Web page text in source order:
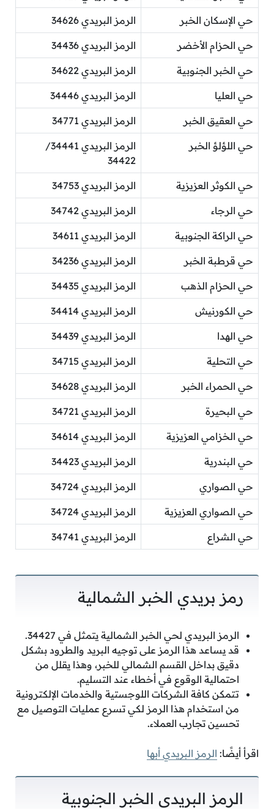
حي الإسكان الخبر الرمز البريدي 34626
حي الحزام الأخضر الرمز البريدي 34436
حي الخبر الجنوبية الرمز البريدي 34622
حي العليا الرمز البريدي 34446
حي العقيق الخبر الرمز البريدي 34771
حي اللؤلؤ الخبر
الرمز البريدي 34441/
34422
حي الكوثر العزيزية الرمز البريدي 34753
حي الرجاء الرمز البريدي 34742
حي الراكة الجنوبية الرمز البريدي 34611
حي قرطبة الخبر الرمز البريدي 34236
حي الحزام الذهب الرمز البريدي 34435
حي الكورنيش الرمز البريدي 34414
حي الهدا الرمز البريدي 34439
حي التحلية الرمز البريدي 34715
حي الحمراء الخبر الرمز البريدي 34628
حي البحيرة الرمز البريدي 34721
حي الخزامي العزيزية الرمز البريدي 34614
حي البندرية الرمز البريدي 34423
حي الصواري الرمز البريدي 34724
حي الصواري العزيزية الرمز البريدي 34724
حي الشراع الرمز البريدي 34741
رمز بريدي الخبر الشمالية
الرمز البريدي لحي الخبر الشمالية يتمثل في 34427.
قد يساعد هذا الرمز على توجيه البريد والطرود بشكل
دقيق بداخل القسم الشمالي للخبر، وهذا يقلل من
احتمالية الوقوع في أخطاء عند التسليم.
تتمكن كافة الشركات اللوجستية والخدمات الإلكترونية
من استخدام هذا الرمز لكي تسرع عمليات التوصيل مع
تحسين تجارب العملاء.
اقرأ أيضًا: الرمز البريدي أبها
الرمز البريدي الخبر الجنوبية